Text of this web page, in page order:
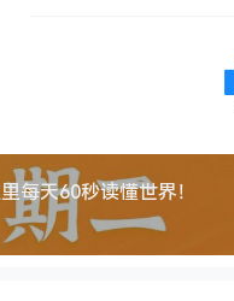
每天60秒读懂世界！